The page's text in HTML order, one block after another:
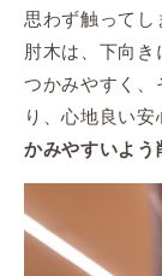
思わず触って
肘木は、下向き
つかみやすく、
り、心地良い
かみやすいよう